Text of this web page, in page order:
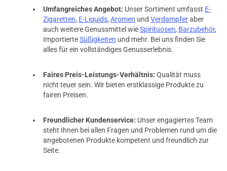
Umfangreiches Angebot: Unser Sortiment umfasst E-
Zigaretten, E-Liquids, Aromen und Verdampferaber
auch weitere Genussmittel wieSpirituosen, Barzubehör,
ImportierteSüßigkeiten und mehr. Bei uns finden Sie
alles für ein vollständiges Genusserlebnis.
Faires Preis-Leistungs-Verhältnis: Qualität muss
nicht teuer sein. Wir bieten erstklassige Produkte zu
fairen Preisen.
Freundlicher Kundenservice: Unser engagiertes Team
steht Ihnen bei allen Fragen und Problemen rund um die
angebotenen Produkte kompetent und freundlich zur
Seite.